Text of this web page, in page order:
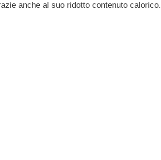
anche al suo ridotto contenuto calorico.